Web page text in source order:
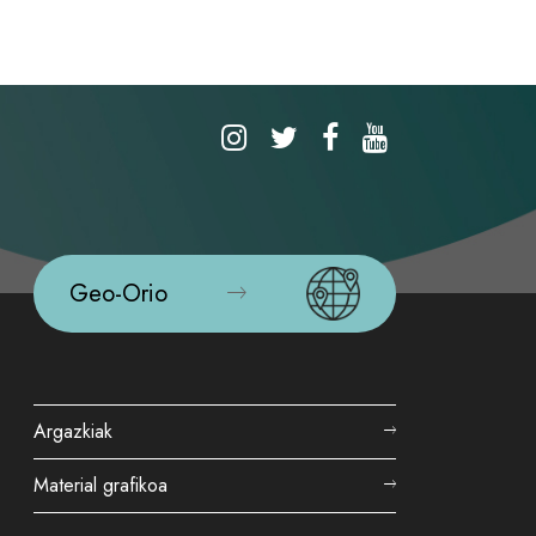
Geo-Orio
Argazkiak
Material grafikoa